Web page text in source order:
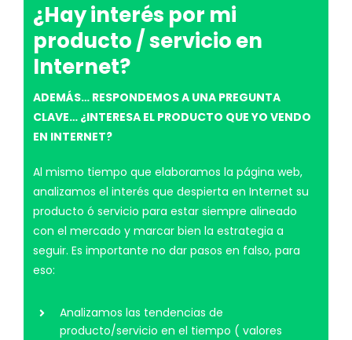
¿Hay interés por mi
producto / servicio en
Internet?
ADEMÁS… RESPONDEMOS A UNA PREGUNTA
CLAVE… ¿INTERESA EL PRODUCTO QUE YO VENDO
EN INTERNET?
Al mismo tiempo que elaboramos la página web,
analizamos el interés que despierta en Internet su
producto ó servicio para estar siempre alineado
con el mercado y marcar bien la estrategia a
seguir. Es importante no dar pasos en falso, para
eso:
Analizamos las tendencias de
producto/servicio en el tiempo ( valores